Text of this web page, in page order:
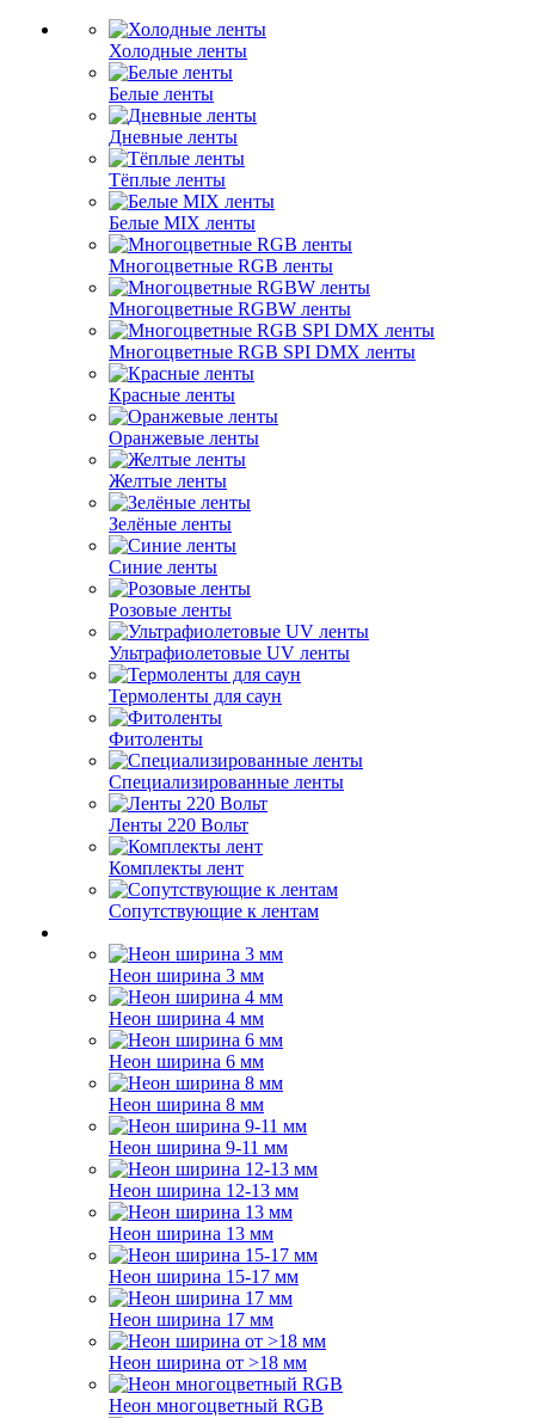
Холодные ленты
Белые ленты
Дневные ленты
Тёплые ленты
Белые MIX ленты
Многоцветные RGB ленты
Многоцветные RGBW ленты
Многоцветные RGB SPI DMX ленты
Красные ленты
Оранжевые ленты
Желтые ленты
Зелёные ленты
Синие ленты
Розовые ленты
Ультрафиолетовые UV ленты
Термоленты для саун
Фитоленты
Специализированные ленты
Ленты 220 Вольт
Комплекты лент
Сопутствующие к лентам
Неон ширина 3 мм
Неон ширина 4 мм
Неон ширина 6 мм
Неон ширина 8 мм
Неон ширина 9-11 мм
Неон ширина 12-13 мм
Неон ширина 13 мм
Неон ширина 15-17 мм
Неон ширина 17 мм
Неон ширина от >18 мм
Неон многоцветный RGB